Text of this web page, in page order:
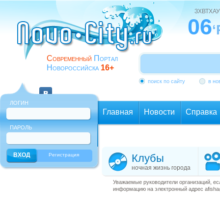
Современный Портал
Новороссийска 16+
ЗХВТХАУ
06
поиск по сайту в
ЛОГИН
ПАРОЛЬ
Регистрация
Главная Новости Справка
Клубы
ночная жизнь города
Уважаемые руководители организаций,
информацию на электронный адрес